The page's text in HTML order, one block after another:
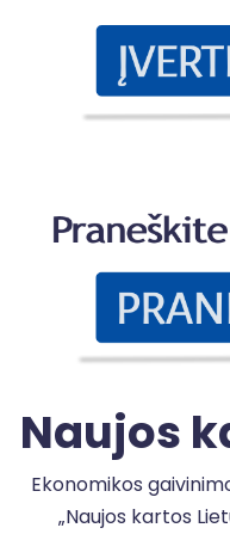
Naujos
Ekonomikos
„Naujos kartos